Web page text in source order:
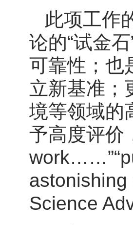
此项工作
论的“试金
可靠性；也
立新基准；
境等领域的
予高度评价
Science